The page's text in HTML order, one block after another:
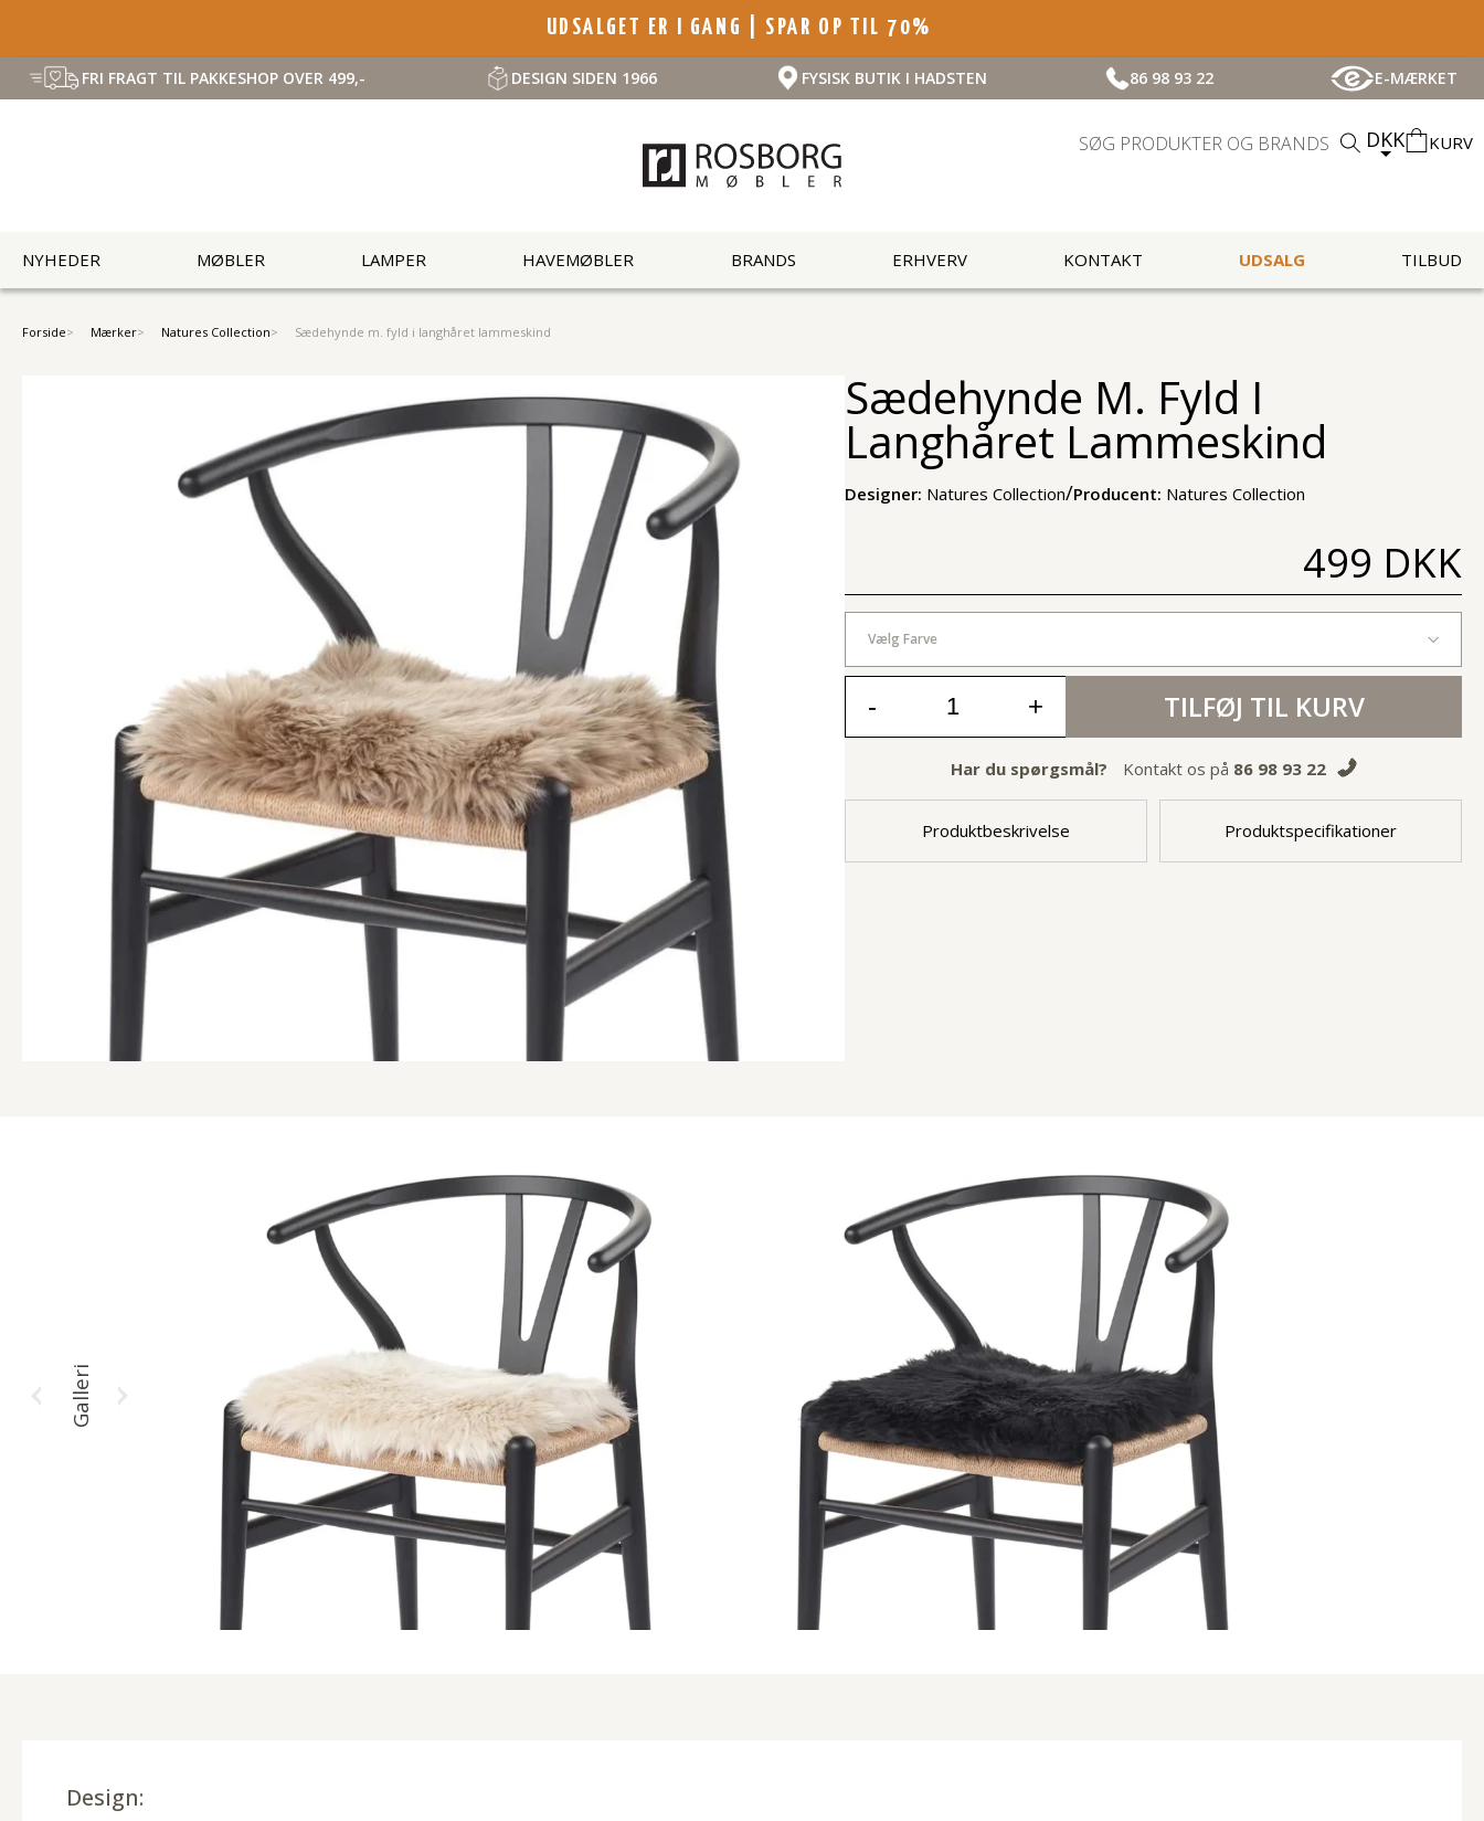
UDSALGET ER I GANG | SPAR OP TIL 70%
FRI FRAGT TIL PAKKESHOP OVER 499,- DESIGN SIDEN 1966 FYSISK BUTIK I HADSTEN 86 98 93 22 E-MÆRKET
DKK KURV
NYHEDER MØBLER LAMPER HAVEMØBLER BRANDS ERHVERV KONTAKT UDSALG TILBUD
Forside Mærker Natures Collection Sædehynde m. fyld i langhåret lammeskind
Sædehynde M. Fyld I
Langhåret Lammeskind
Designer: Natures Collection/Producent: Natures Collection
499 DKK
Vælg Farve
- + TILFØJ TIL KURV
Har du spørgsmål? Kontakt os på 86 98 93 22
Produktbeskrivelse Produktspecifikationer
Galleri
Design: